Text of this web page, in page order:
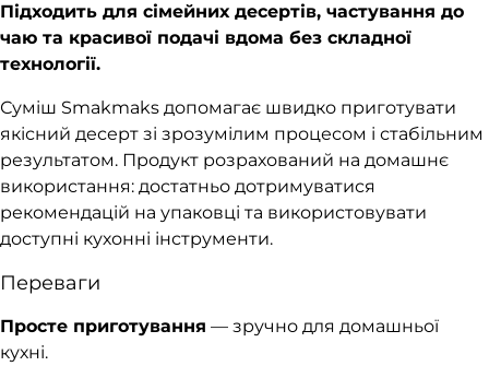
Підходить для сімейних десертів, частування до
чаю та красивої подачі вдома без складної
технології.
Суміш Smakmaks допомагає швидко приготувати
якісний десерт зі зрозумілим процесом і стабільним
результатом. Продукт розрахований на домашнє
використання: достатньо дотримуватися
рекомендацій на упаковці та використовувати
доступні кухонні інструменти.
Переваги
Просте приготування — зручно для домашньої
кухні.